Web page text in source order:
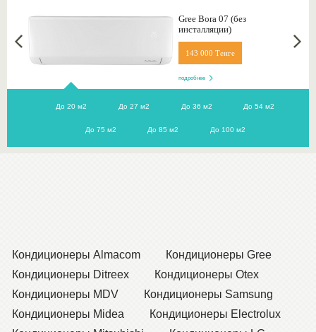
Gree Bora 07 (без
инсталляции)
143 000 Тенге
подробнее
До 20 м2 До 27 м2 До 36 м2 До 54 м2
До 75 м2 До 85 м2 До 100 м2
Кондиционеры Almacom
Кондиционеры Gree
Кондиционеры Ditreex
Кондиционеры Otex
Кондиционеры MDV
Кондиционеры Samsung
Кондиционеры Midea
Кондиционеры Electrolux